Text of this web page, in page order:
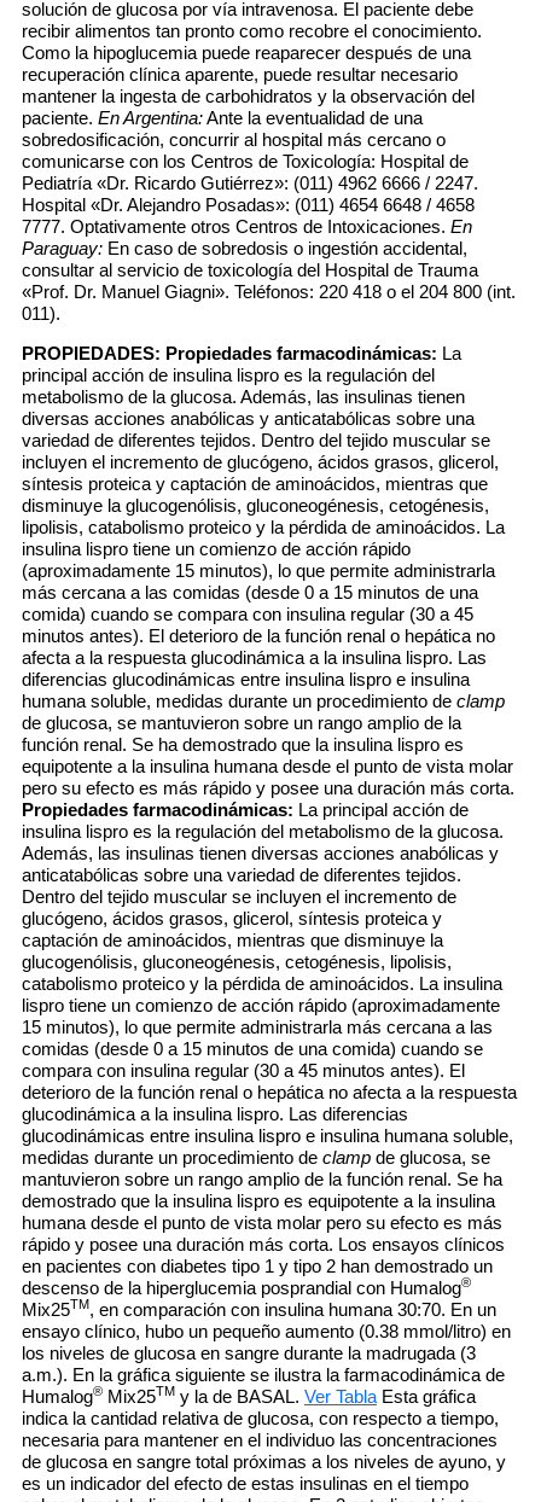
solución de glucosa por vía intravenosa. El paciente debe
recibir alimentos tan pronto como recobre el conocimiento.
Como la hipoglucemia puede reaparecer después de una
recuperación clínica aparente, puede resultar necesario
mantener la ingesta de carbohidratos y la observación del
paciente. En Argentina:Ante la eventualidad de una
sobredosificación, concurrir al hospital más cercano o
comunicarse con los Centros de Toxicología: Hospital de
Pediatría «Dr. Ricardo Gutiérrez»: (011) 4962 6666 / 2247.
Hospital «Dr. Alejandro Posadas»: (011) 4654 6648 / 4658
7777. Optativamente otros Centros de Intoxicaciones. En
Paraguay: En caso de sobredosis o ingestión accidental,
consultar al servicio de toxicología del Hospital de Trauma
«Prof. Dr. Manuel Giagni». Teléfonos: 220 418 o el 204 800 (int.
011).
PROPIEDADES: Propiedades farmacodinámicas: La
principal acción de insulina lispro es la regulación del
metabolismo de la glucosa. Además, las insulinas tienen
diversas acciones anabólicas y anticatabólicas sobre una
variedad de diferentes tejidos. Dentro del tejido muscular se
incluyen el incremento de glucógeno, ácidos grasos, glicerol,
síntesis proteica y captación de aminoácidos, mientras que
disminuye la glucogenólisis, gluconeogénesis, cetogénesis,
lipolisis, catabolismo proteico y la pérdida de aminoácidos. La
insulina lispro tiene un comienzo de acción rápido
(aproximadamente 15 minutos), lo que permite administrarla
más cercana a las comidas (desde 0 a 15 minutos de una
comida) cuando se compara con insulina regular (30 a 45
minutos antes). El deterioro de la función renal o hepática no
afecta a la respuesta glucodinámica a la insulina lispro. Las
diferencias glucodinámicas entre insulina lispro e insulina
humana soluble, medidas durante un procedimiento de clamp
de glucosa, se mantuvieron sobre un rango amplio de la
función renal. Se ha demostrado que la insulina lispro es
equipotente a la insulina humana desde el punto de vista molar
pero su efecto es más rápido y posee una duración más corta.
Propiedades farmacodinámicas: La principal acción de
insulina lispro es la regulación del metabolismo de la glucosa.
Además, las insulinas tienen diversas acciones anabólicas y
anticatabólicas sobre una variedad de diferentes tejidos.
Dentro del tejido muscular se incluyen el incremento de
glucógeno, ácidos grasos, glicerol, síntesis proteica y
captación de aminoácidos, mientras que disminuye la
glucogenólisis, gluconeogénesis, cetogénesis, lipolisis,
catabolismo proteico y la pérdida de aminoácidos. La insulina
lispro tiene un comienzo de acción rápido (aproximadamente
15 minutos), lo que permite administrarla más cercana a las
comidas (desde 0 a 15 minutos de una comida) cuando se
compara con insulina regular (30 a 45 minutos antes). El
deterioro de la función renal o hepática no afecta a la respuesta
glucodinámica a la insulina lispro. Las diferencias
glucodinámicas entre insulina lispro e insulina humana soluble,
medidas durante un procedimiento de clamp de glucosa, se
mantuvieron sobre un rango amplio de la función renal. Se ha
demostrado que la insulina lispro es equipotente a la insulina
humana desde el punto de vista molar pero su efecto es más
rápido y posee una duración más corta. Los ensayos clínicos
en pacientes con diabetes tipo 1 y tipo 2 han demostrado un
descenso de la hiperglucemia posprandial con Humalog®
Mix25TM, en comparación con insulina humana 30:70. En un
ensayo clínico, hubo un pequeño aumento (0.38 mmol/litro) en
los niveles de glucosa en sangre durante la madrugada (3
a.m.). En la gráfica siguiente se ilustra la farmacodinámica de
Humalog® Mix25TM y la de BASAL. Ver Tabla Esta gráfica
indica la cantidad relativa de glucosa, con respecto a tiempo,
necesaria para mantener en el individuo las concentraciones
de glucosa en sangre total próximas a los niveles de ayuno, y
es un indicador del efecto de estas insulinas en el tiempo